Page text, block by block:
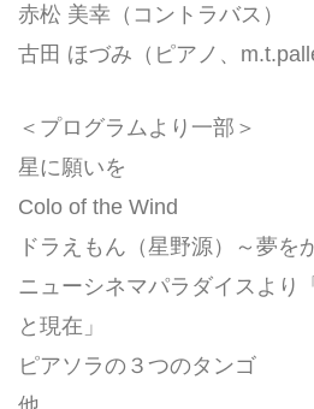
赤松 美幸（コントラバス）
古田 ほづみ（ピアノ、
＜プログラムより一部＞
星に願いを
Colo of the Wind
ドラえもん（星野源）～夢を
ニューシネマパラダイスより
と現在」
ピアソラの３つのタンゴ